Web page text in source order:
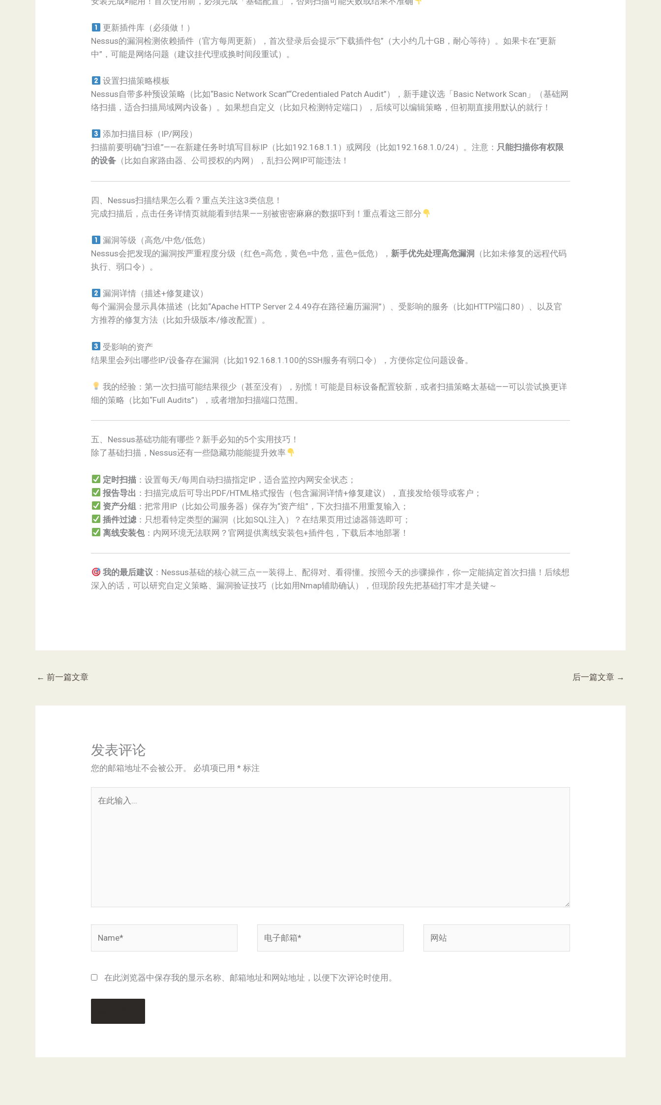
更新插件库（必须做！）
Nessus的漏洞检测依赖插件（官方每周更新），首次登录后会提示“下载插件包”（大小约几十GB，耐心等待）。如果卡在“更新
中”，可能是网络问题（建议挂代理或换时间段重试）。
设置扫描策略模板
Nessus自带多种预设策略（比如“Basic Network Scan”“Credentialed Patch Audit”），新手建议选「Basic Network Scan」（基础网
络扫描，适合扫描局域网内设备）。如果想自定义（比如只检测特定端口），后续可以编辑策略，但初期直接用默认的就行！
添加扫描目标（IP/网段）
扫描前要明确“扫谁”——在新建任务时填写目标IP（比如192.168.1.1）或网段（比如192.168.1.0/24）。注意： 只能扫描你有权限
的设备 （比如自家路由器、公司授权的内网），乱扫公网IP可能违法！
四、Nessus扫描结果怎么看？重点关注这3类信息！
完成扫描后，点击任务详情页就能看到结果——别被密密麻麻的数据吓到！重点看这三部分
漏洞等级（高危/中危/低危）
Nessus会把发现的漏洞按严重程度分级（红色=高危，黄色=中危，蓝色=低危），新手优先处理高危漏洞
（比如未修复的远程代码
执行、弱口令）。
漏洞详情（描述+修复建议）
每个漏洞会显示具体描述（比如“Apache HTTP Server 2.4.49存在路径遍历漏洞”）、受影响的服务（比如HTTP端口80）、以及官
方推荐的修复方法（比如升级版本/修改配置）。
受影响的资产
结果里会列出哪些IP/设备存在漏洞（比如192.168.1.100的SSH服务有弱口令），方便你定位问题设备。
我的经验：第一次扫描可能结果很少（甚至没有），别慌！可能是目标设备配置较新，或者扫描策略太基础——可以尝试换更详
细的策略（比如“Full Audits”），或者增加扫描端口范围。
五、Nessus基础功能有哪些？新手必知的5个实用技巧！
除了基础扫描，Nessus还有一些隐藏功能能提升效率
定时扫描：设置每天/每周自动扫描指定IP，适合监控内网安全状态；
报告导出 ：扫描完成后可导出PDF/HTML格式报告（包含漏洞详情+修复建议），直接发给领导或客户；
资产分组 ：把常用IP（比如公司服务器）保存为“资产组”，下次扫描不用重复输入；
插件过滤：只想看特定类型的漏洞（比如SQL注入）？在结果页用过滤器筛选即可；
离线安装包：内网环境无法联网？官网提供离线安装包+插件包，下载后本地部署！
我的最后建议 ：Nessus基础的核心就三点——装得上、配得对、看得懂。按照今天的步骤操作，你一定能搞定首次扫描！后续想
深入的话，可以研究自定义策略、漏洞验证技巧（比如用Nmap辅助确认），但现阶段先把基础打牢才是关键～
← 前一篇文章 后一篇文章 →
发表评论
您的邮箱地址不会被公开。 必填项已用* 标注
*
站
在此浏览器中保存我的显示名称、邮箱地址和网站地址，以便下次评论时使用。